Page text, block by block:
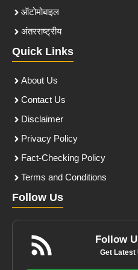
ऑटोमोबाइल
अंतरराष्ट्रीय
Quick Links
About Us
Contact Us
Disclaimer
Privacy Policy
Fact-Checking Policy
Terms and Conditions
Follow Us
Follow
Get Latest